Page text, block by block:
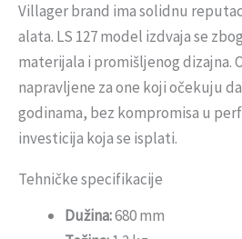
Villager brand ima solidnu
alata. LS 127 model izdvaja se
materijala i promišljenog dizajna.
napravljene za one koji očekuju
godinama, bez kompromisa u
investicija koja se isplati.
Tehničke specifikacije
Dužina:680 mm